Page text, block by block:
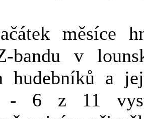
měsíce
bandu v
hudebníků a
- 6 z 11